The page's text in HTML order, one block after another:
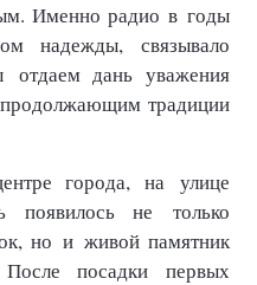
Именно радио в годы
надежды, связывало
дань уважения
традиции
города, на улице
появилось не только
но и живой памятник
посадки первых